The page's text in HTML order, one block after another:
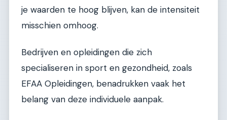
je waarden te hoog blijven, kan de intensiteit
misschien omhoog.
Bedrijven en opleidingen die zich
specialiseren in sport en gezondheid, zoals
EFAA Opleidingen, benadrukken vaak het
belang van deze individuele aanpak.